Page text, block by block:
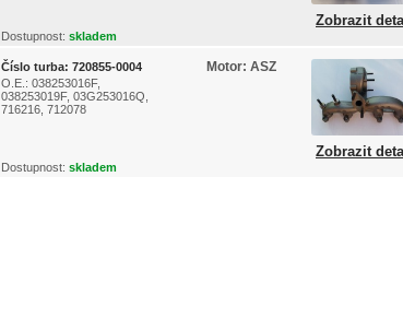
Dostupnost: skladem
Zobrazit
O.E.: 038253016F,
038253019F, 03G253016Q,
716216, 712078
Číslo turba: 720855-0004 Motor: ASZ
Dostupnost: skladem
Zobrazit